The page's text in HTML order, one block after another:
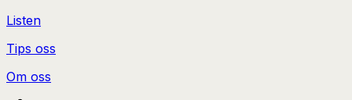
Listen
Tips oss
Om oss